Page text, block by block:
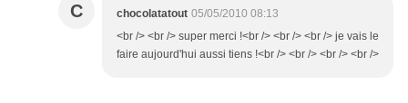
C chocolatatout 05/05/2010 08:13
<br /> <br /> super merci !<br /> <br /> <br /> je vais le
faire aujourd'hui aussi tiens !<br /> <br /> <br /> <br />